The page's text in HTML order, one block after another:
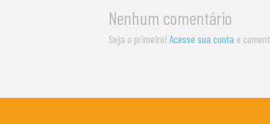
Nenhum comentário
Seja o primeiro!Acesse sua conta e